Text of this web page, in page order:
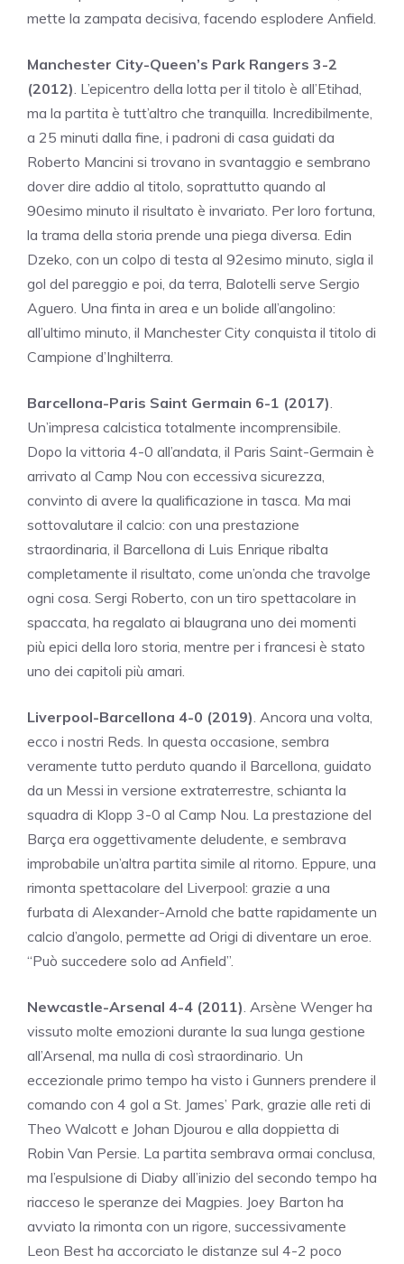
mette la zampata decisiva, facendo esplodere Anfield.
Manchester City-Queen’s Park Rangers 3-2
(2012) . L’epicentro della lotta per il titolo è all’Etihad,
ma la partita è tutt’altro che tranquilla. Incredibilmente,
a 25 minuti dalla fine, i padroni di casa guidati da
Roberto Mancini si trovano in svantaggio e sembrano
dover dire addio al titolo, soprattutto quando al
90esimo minuto il risultato è invariato. Per loro fortuna,
la trama della storia prende una piega diversa. Edin
Dzeko, con un colpo di testa al 92esimo minuto, sigla il
gol del pareggio e poi, da terra, Balotelli serve Sergio
Aguero. Una finta in area e un bolide all’angolino:
all’ultimo minuto, il Manchester City conquista il titolo di
Campione d’Inghilterra.
Barcellona-Paris Saint Germain 6-1 (2017)
Un’impresa calcistica totalmente incomprensibile.
Dopo la vittoria 4-0 all’andata, il Paris Saint-Germain è
arrivato al Camp Nou con eccessiva sicurezza,
convinto di avere la qualificazione in tasca. Ma mai
sottovalutare il calcio: con una prestazione
straordinaria, il Barcellona di Luis Enrique ribalta
completamente il risultato, come un’onda che travolge
ogni cosa. Sergi Roberto, con un tiro spettacolare in
spaccata, ha regalato ai blaugrana uno dei momenti
più epici della loro storia, mentre per i francesi è stato
uno dei capitoli più amari.
Liverpool-Barcellona 4-0 (2019) . Ancora una volta,
ecco i nostri Reds. In questa occasione, sembra
veramente tutto perduto quando il Barcellona, guidato
da un Messi in versione extraterrestre, schianta la
squadra di Klopp 3-0 al Camp Nou. La prestazione del
Barça era oggettivamente deludente, e sembrava
improbabile un’altra partita simile al ritorno. Eppure, una
rimonta spettacolare del Liverpool: grazie a una
furbata di Alexander-Arnold che batte rapidamente un
calcio d’angolo, permette ad Origi di diventare un eroe.
“Può succedere solo ad Anfield”.
Newcastle-Arsenal 4-4 (2011) . Arsène Wenger ha
vissuto molte emozioni durante la sua lunga gestione
all’Arsenal, ma nulla di così straordinario. Un
eccezionale primo tempo ha visto i Gunners prendere il
comando con 4 gol a St. James’ Park, grazie alle reti di
Theo Walcott e Johan Djourou e alla doppietta di
Robin Van Persie. La partita sembrava ormai conclusa,
ma l’espulsione di Diaby all’inizio del secondo tempo ha
riacceso le speranze dei Magpies. Joey Barton ha
avviato la rimonta con un rigore, successivamente
Leon Best ha accorciato le distanze sul 4-2 poco